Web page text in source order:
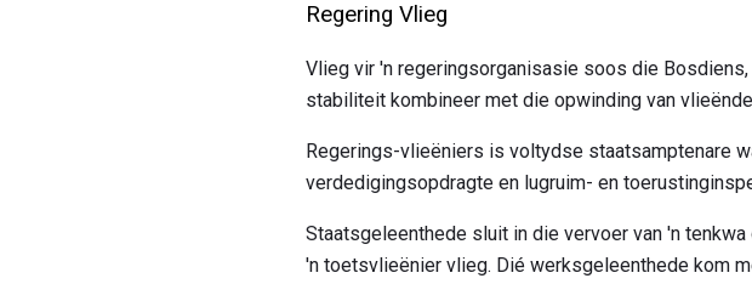
Regering Vlieg
Vlieg vir 'n regeringsorganisasie soos die Bosdiens,
stabiliteit kombineer met die opwinding van
Regerings-vlieëniers is voltydse staatsamptenare
verdedigingsopdragte en lugruim- en
Staatsgeleenthede sluit in die vervoer van 'n
'n toetsvlieënier vlieg. Dié werksgeleenthede kom